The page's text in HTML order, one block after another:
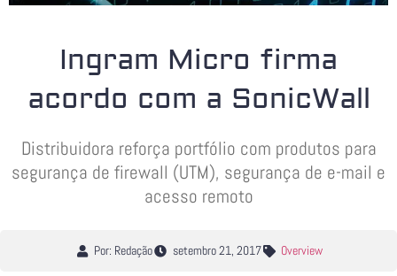
Ingram Micro firma
acordo com a SonicWall
Distribuidora reforça portfólio com produtos para
segurança de firewall (UTM), segurança de e-mail e
acesso remoto
Por: Redação setembro 21, 2017 Overview